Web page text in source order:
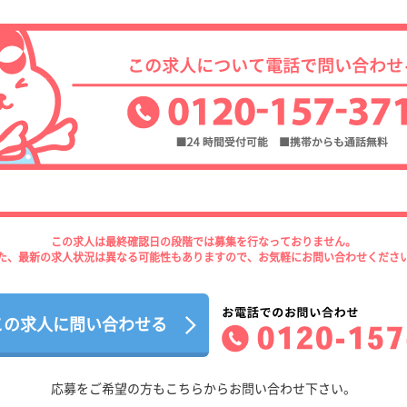
この求人は最終確認日の段階では募集を行なっておりません。
、最新の求人状況は異なる可能性もありますので、お気軽にお問い合わせくださ
求人に問い合わせる
応募をご希望の方もこちらからお問い合わせ下さい。